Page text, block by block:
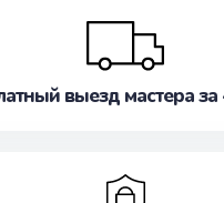
выезд мастера за